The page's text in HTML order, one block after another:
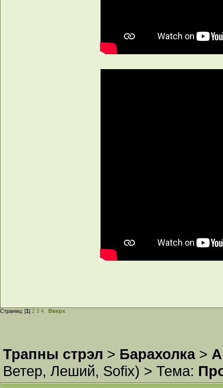
Страниц: [1] 2 3 4 Вверх
Трапны стрэл > Барахолка>
Ветер, Леший, Sofix) > Тема: